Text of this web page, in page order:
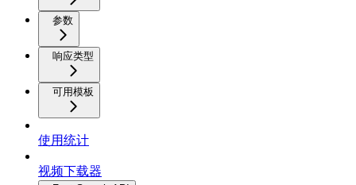
参数
响应类型
可用模板
使用统计
视频下载器